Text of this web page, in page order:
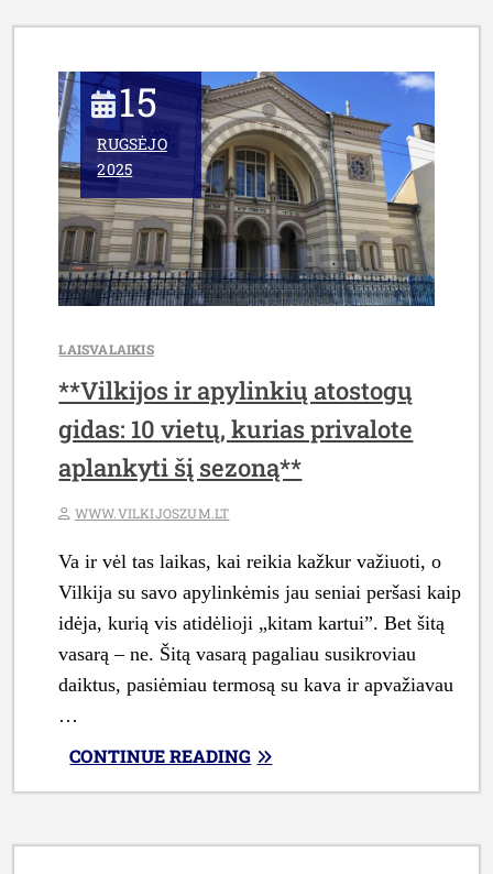
VIETINĖS
BENDRUOMENĖS
NAUJIENOMIS
INTERNETE:
PRAKTINIS
VADOVAS
VILKIJOS
GYVENTOJAMS”
15
RUGSĖJO
2025
LAISVALAIKIS
**Vilkijos ir apylinkių atostogų
gidas: 10 vietų, kurias privalote
aplankyti šį sezoną**
WWW.VILKIJOSZUM.LT
Va ir vėl tas laikas, kai reikia kažkur važiuoti, o
Vilkija su savo apylinkėmis jau seniai peršasi kaip
idėja, kurią vis atidėlioji „kitam kartui”. Bet šitą
vasarą – ne. Šitą vasarą pagaliau susikroviau
daiktus, pasiėmiau termosą su kava ir apvažiavau
…
CONTINUE READING„**VILKIJOS